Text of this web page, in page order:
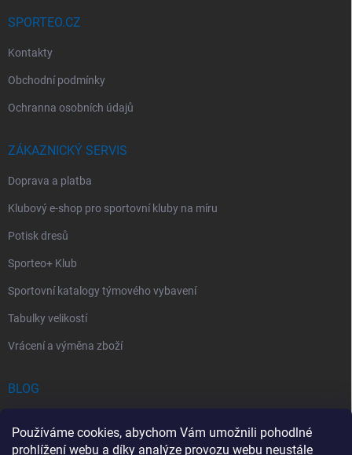
Používáme cookies, abychom Vám umožnili pohodlné
prohlížení webu a díky analýze provozu webu neustále
SPORTEO.CZ
Kontakty
Obchodní podmínky
Ochranna osobních údajů
ZÁKAZNICKÝ SERVIS
Doprava a platba
Klubový e-shop pro sportovní kluby na míru
Potisk dresů
Sporteo+ Klub
Sportovní katalogy týmového vybavení
Tabulky velikostí
Vrácení a výměna zboží
BLOG
Povinný obsah autolékárničky v roce 2026: co musí obsahovat a na